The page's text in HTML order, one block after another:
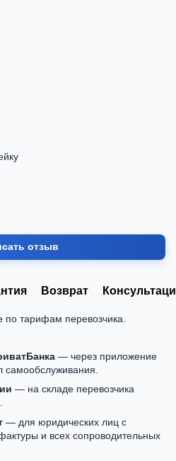
отзыв
Возврат
по тарифам перевозчика.
— через приложение
самообслуживания.
— на складе перевозчика
— для юридических лиц с
и всех сопроводительных